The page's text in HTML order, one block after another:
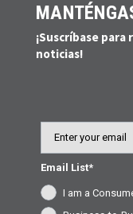
¡Suscríbase
noticias!
Email List*
I am a